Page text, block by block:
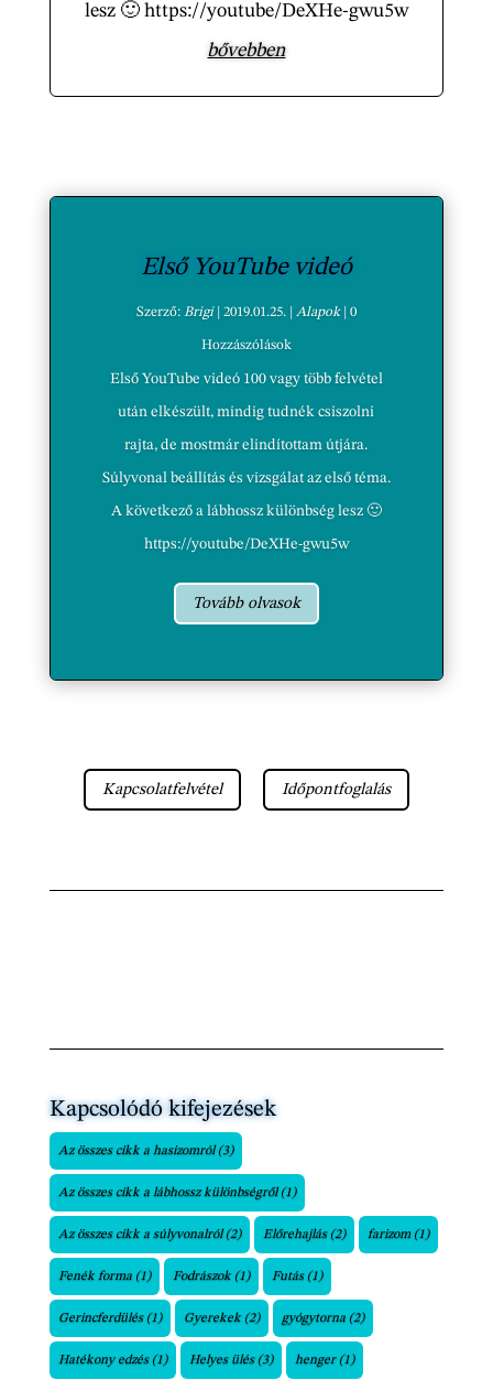
lesz 🙂 https://youtube/DeXHe-gwu5w
bővebben
Első YouTube videó
Szerző: Brigi| 2019.01.25.| Alapok| 0
Hozzászólások
Első YouTube videó 100 vagy több felvétel
után elkészült, mindig tudnék csiszolni
rajta, de mostmár elindítottam útjára.
Súlyvonal beállítás és vizsgálat az első téma.
A következő a lábhossz különbség lesz 🙂
https://youtube/DeXHe-gwu5w
Tovább olvasok
Kapcsolatfelvétel Időpontfoglalás
Kapcsolódó kifejezések
Az összes cikk a hasizomról(3)
Az összes cikk a lábhossz különbségről(1)
Az összes cikk a súlyvonalról(2) Előrehajlás(2) farizom(1)
Fenék forma(1) Fodrászok(1) Futás(1)
Gerincferdülés(1) Gyerekek(2) gyógytorna(2)
Hatékony edzés(1) Helyes ülés(3) henger(1)